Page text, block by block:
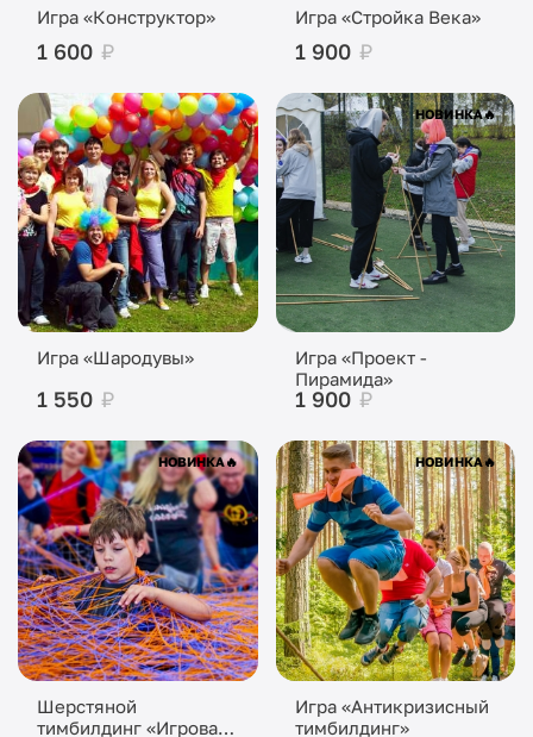
Игра «Конструктор»
1 600 ₽
Игра «Стройка Века»
1 900 ₽
Игра «Шародувы»
1 550 ₽
НОВИНКА🔥
Игра «Проект -
Пирамида»
1 900 ₽
НОВИНКА🔥
Шерстяной
тимбилдинг «Игровая
НОВИНКА 🔥
Игра «Антикризисный
тимбилдинг»